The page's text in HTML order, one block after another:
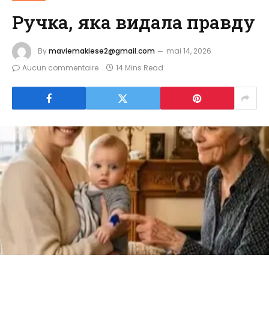
Ручка, яка видала правду
Bymaviemakiese2@gmail.com
mai 14, 2026
Aucun commentaire
14 Mins Read